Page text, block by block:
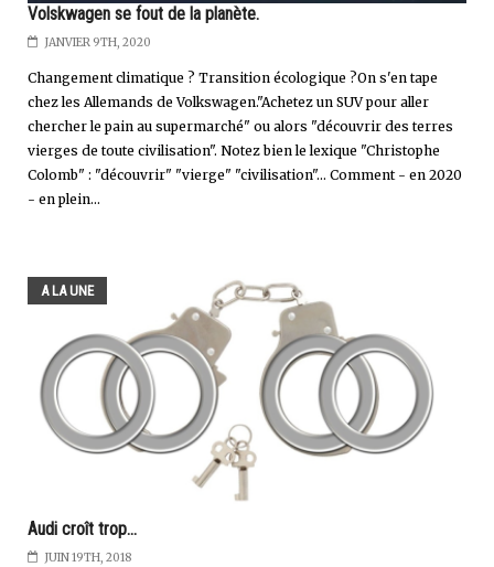
Volskwagen se fout de la planète.
JANVIER 9TH, 2020
Changement climatique ? Transition écologique ?On s'en tape
chez les Allemands de Volkswagen."Achetez un SUV pour aller
chercher le pain au supermarché" ou alors "découvrir des terres
vierges de toute civilisation". Notez bien le lexique "Christophe
Colomb" : "découvrir" "vierge" "civilisation"... Comment - en 2020
- en plein...
A LA UNE
Audi croît trop...
JUIN 19TH, 2018